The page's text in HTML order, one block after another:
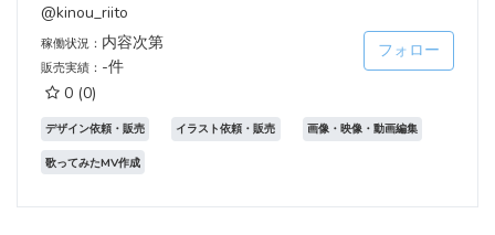
@kinou_riito
稼働状況： 内容次第
販売実績： -件
0 (0)
フォロー
デザイン依頼・販売 イラスト依頼・販売 画像・映像・動画編集
歌ってみたMV作成